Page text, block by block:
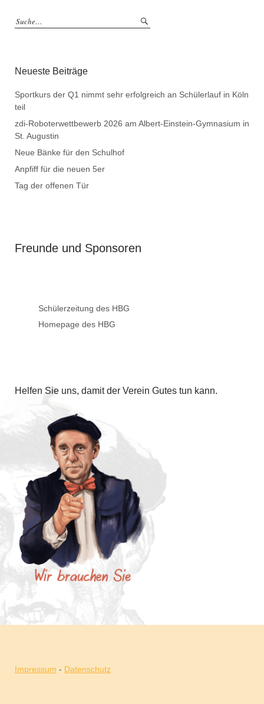
Neueste Beiträge
Sportkurs der Q1 nimmt sehr erfolgreich an Schülerlauf in Köln
teil
zdi-Roboterwettbewerb 2026 am Albert-Einstein-Gymnasium in
St. Augustin
Neue Bänke für den Schulhof
Anpfiff für die neuen 5er
Tag der offenen Tür
Freunde und Sponsoren
Schülerzeitung des HBG
Homepage des HBG
Helfen Sie uns, damit der Verein Gutes tun kann.
Impressum - Datenschutz